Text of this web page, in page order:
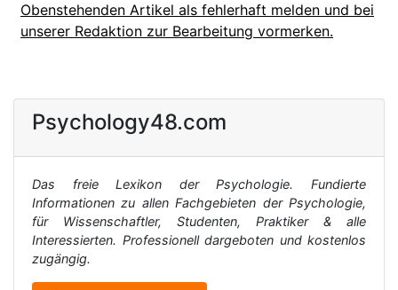
Obenstehenden Artikel als fehlerhaft melden und bei
unserer Redaktion zur Bearbeitung vormerken.
Psychology48.com
Das freie Lexikon der Psychologie. Fundierte
Informationen zu allen Fachgebieten der Psychologie,
für Wissenschaftler, Studenten, Praktiker & alle
Interessierten. Professionell dargeboten und kostenlos
zugängig.